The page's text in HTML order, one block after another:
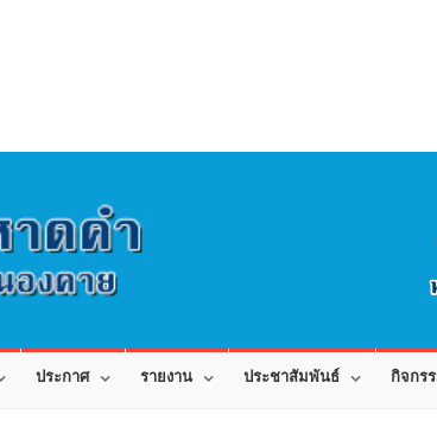
ประกาศ รายงาน ประชาสัมพันธ์ กิจกร